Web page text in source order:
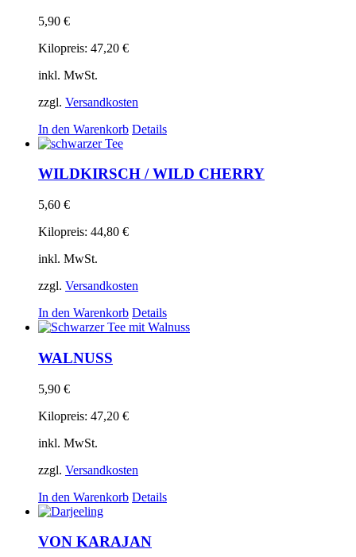
5,90 €
Kilopreis: 47,20 €
inkl. MwSt.
zzgl. Versandkosten
In den Warenkorb Details
WILDKIRSCH / WILD CHERRY
5,60 €
Kilopreis: 44,80 €
inkl. MwSt.
zzgl. Versandkosten
In den Warenkorb Details
WALNUSS
5,90 €
Kilopreis: 47,20 €
inkl. MwSt.
zzgl. Versandkosten
In den Warenkorb Details
VON KARAJAN